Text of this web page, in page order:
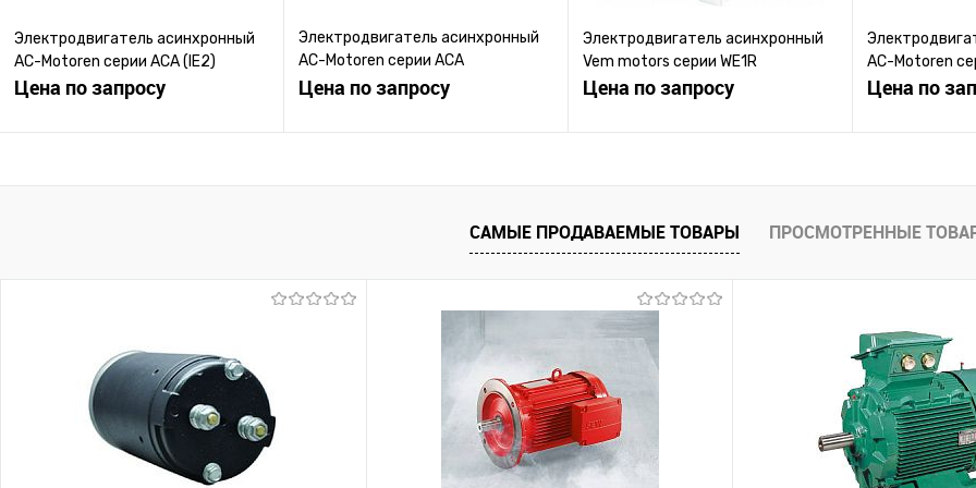
Электродвигатель асинхронный
AC-Motoren серии ACA (IE2)
Цена по запросу
Электродвигатель асинхронный
AC-Motoren серии ACA
PROGRESSIV (IE3)
Цена по запросу
К сравнению
Под заказ
Электродвигатель асинхронный
Vem motors серии WE1R
Цена по запросу
Купить в 1 клик
К сравнению
В избранное
AC-Motoren
Цена по
Купить в 1
САМЫЕ ПРОДАВАЕМЫЕ ТОВАРЫ ПРОСМОТРЕННЫЕ